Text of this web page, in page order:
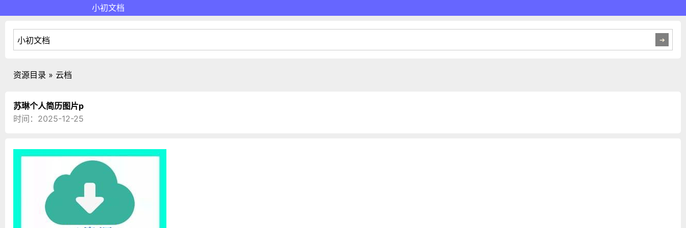
小初文档
资源目录 » 云档
苏琳个人简历图片p
时间：2025-12-25